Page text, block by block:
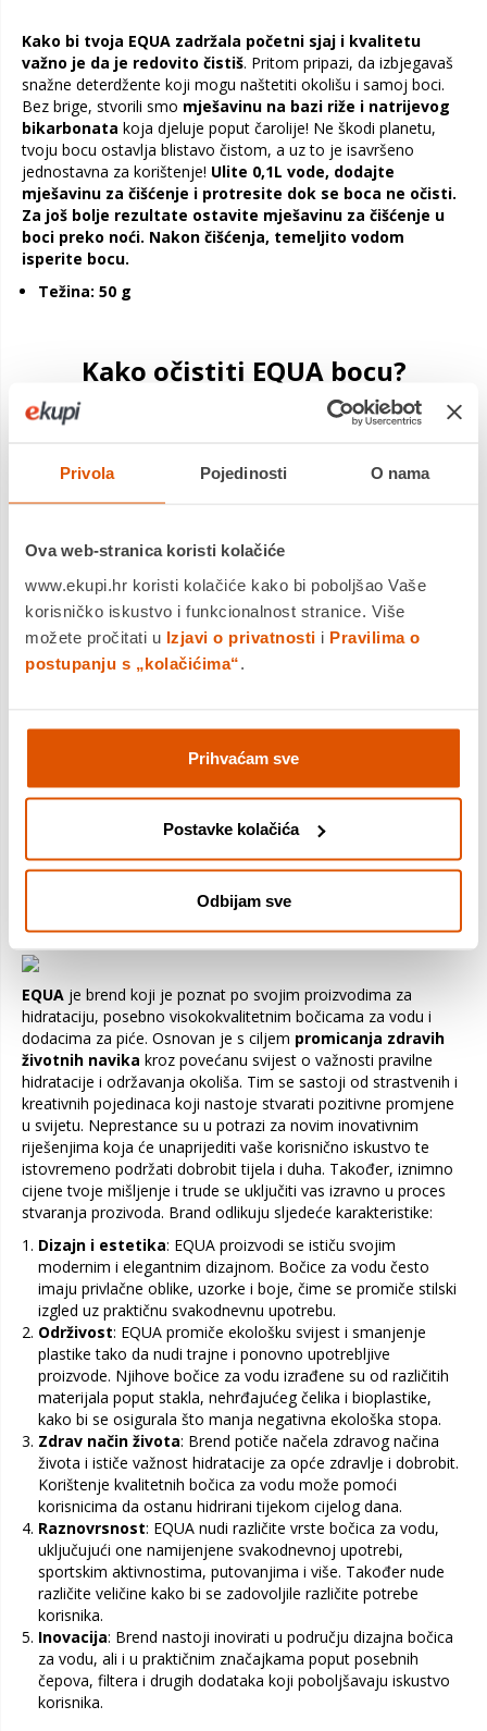
Privola Pojedinosti O nama
Ova web-stranica koristi kolačiće
www.ekupi.hr koristi kolačiće kako bi poboljšao Vaše
korisničko iskustvo i funkcionalnost stranice. Više
možete pročitati u Izjavi o privatnosti i Pravilima o
postupanju s „kolačićima“
Prihvaćam sve
Postavke kolačića
Odbijam sve
Kako bi tvoja EQUA zadržala početni sjaj i kvalitetu
važno je da je redovito čistiš. Pritom pripazi, da izbjegavaš
snažne deterdžente koji mogu naštetiti okolišu i samoj boci.
Bez brige, stvorili smo mješavinu na bazi riže i natrijevog
bikarbonata koja djeluje poput čarolije! Ne škodi planetu,
tvoju bocu ostavlja blistavo čistom, a uz to je isavršeno
jednostavna za korištenje! Ulite 0,1L vode, dodajte
mješavinu za čišćenje i protresite dok se boca ne očisti.
Za još bolje rezultate ostavite mješavinu za čišćenje u
boci preko noći. Nakon čišćenja, temeljito vodom
isperite bocu.
Težina: 50 g
Kako očistiti EQUA bocu?
Odabirom EQUA boce odlučuješ
podržati održivi način
svakoga dana, kod kuće ili u pokretu, za uživanje u toplim
s obizrom na to da EQUA ne brine samo za tvoje zdravlje, već
i za očuvanje prirode, predlažemo ti da koristiš blage
deterdžente na prirodnoj bazi koji će nježno očistiti bocu bez
negativnog utjecaja na okoliš. Također, postoje i mnoge
opcije koje se mogu koristiti kao alternativa za čišćenje boce.
riža - 100% ekološk sastojci koji će tvoju bocu 100%
očistiti. U bocu dodajte mješavinu za čišćenje i 0,1L vode,
rezultate može postići kada ostavite mješavinu za čišćenje u
boci preko noći prije nego što ga protresete. Nakon čišćenja
bocu treba temeljito isprati vodom.
EQUA je brend koji je poznat po svojim proizvodima za
hidrataciju, posebno visokokvalitetnim bočicama za vodu i
dodacima za piće. Osnovan je s ciljem promicanja zdravih
životnih navika kroz povećanu svijest o važnosti pravilne
hidratacije i održavanja okoliša. Tim se sastoji od strastvenih i
kreativnih pojedinaca koji nastoje stvarati pozitivne promjene
u svijetu. Neprestance su u potrazi za novim inovativnim
riješenjima koja će unaprijediti vaše korisnično iskustvo te
istovremeno podržati dobrobit tijela i duha. Također, iznimno
cijene tvoje mišljenje i trude se uključiti vas izravno u proces
stvaranja prozivoda. Brand odlikuju sljedeće karakteristike:
Dizajn i estetika: EQUA proizvodi se ističu svojim
modernim i elegantnim dizajnom. Bočice za vodu često
imaju privlačne oblike, uzorke i boje, čime se promiče stilski
izgled uz praktičnu svakodnevnu upotrebu.
Održivost: EQUA promiče ekološku svijest i smanjenje
plastike tako da nudi trajne i ponovno upotrebljive
proizvode. Njihove bočice za vodu izrađene su od različitih
materijala poput stakla, nehrđajućeg čelika i bioplastike,
kako bi se osigurala što manja negativna ekološka stopa.
Zdrav način života: Brend potiče načela zdravog načina
života i ističe važnost hidratacije za opće zdravlje i dobrobit.
Korištenje kvalitetnih bočica za vodu može pomoći
korisnicima da ostanu hidrirani tijekom cijelog dana.
Raznovrsnost: EQUA nudi različite vrste bočica za vodu,
uključujući one namijenjene svakodnevnoj upotrebi,
sportskim aktivnostima, putovanjima i više. Također nude
različite veličine kako bi se zadovoljile različite potrebe
korisnika.
Inovacija: Brend nastoji inovirati u području dizajna bočica
za vodu, ali i u praktičnim značajkama poput posebnih
čepova, filtera i drugih dodataka koji poboljšavaju iskustvo
korisnika.